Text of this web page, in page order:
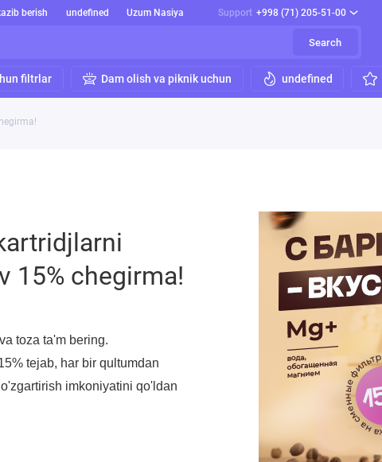
berish undefined Uzum Nasiya Support +998 (71) 205-51-00
Search
filtrlar Dam olish va piknik uchun undefined
15% chegirma!
toza ta'm bering.
tejab, har bir qultumdan
imkoniyatini qo'ldan